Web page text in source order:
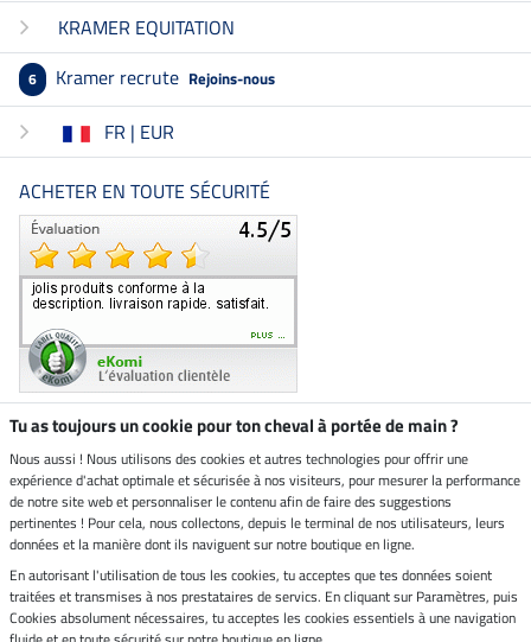
KRAMER EQUITATION
6 Kramer recrute Rejoins-nous
FR | EUR
ACHETER EN TOUTE SÉCURITÉ
Boutique climatiquement
neutre
Livraison par
Paiement sécurisé
Tu as toujours un cookie pour ton cheval à portée de main ?
Nous aussi ! Nous utilisons des cookies et autres technologies pour offrir une
expérience d'achat optimale et sécurisée à nos visiteurs, pour mesurer la performance
de notre site web et personnaliser le contenu afin de faire des suggestions
pertinentes ! Pour cela, nous collectons, depuis le terminal de nos utilisateurs, leurs
données et la manière dont ils naviguent sur notre boutique en ligne.
En autorisant l'utilisation de tous les cookies, tu acceptes que tes données soient
traitées et transmises à nos prestataires de servics. En cliquant sur Paramètres, puis
Cookies absolument nécessaires, tu acceptes les cookies essentiels à une navigation